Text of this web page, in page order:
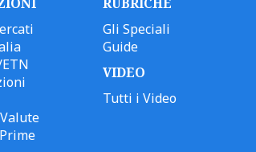
Gli Speciali
Guide
VIDEO
Tutti i Video